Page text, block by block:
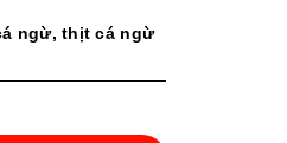
ngừ, thịt cá ngừ